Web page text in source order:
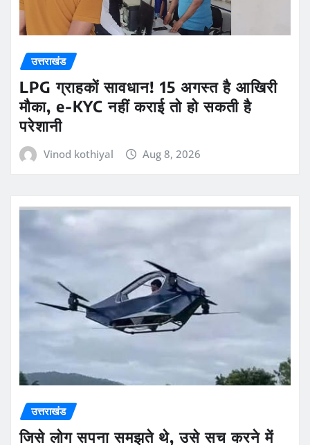
उत्तराखंड
LPG ग्राहकों सावधान! 15 अगस्त है आखिरी
मौका, e-KYC नहीं कराई तो हो सकती है
परेशानी
Vinod kothiyal Aug 8, 2026
उत्तराखंड
जिसे लोग सपना समझते थे, उसे सच करने में